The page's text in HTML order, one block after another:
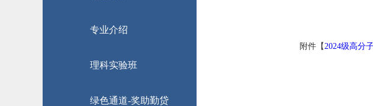
专业介绍
理科实验班
绿色通道-奖助勤贷
附件【 2024级高分